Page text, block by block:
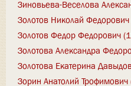
Зиновьева-Веселова
Золотов Николай
Золотов Федор Федорович
Золотова Александра
Золотова Екатерина
Зорин Анатолий